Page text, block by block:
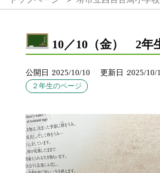
10／10（金） 2年
公開日 2025/10/10 更新日 2025/10/
２年生のページ